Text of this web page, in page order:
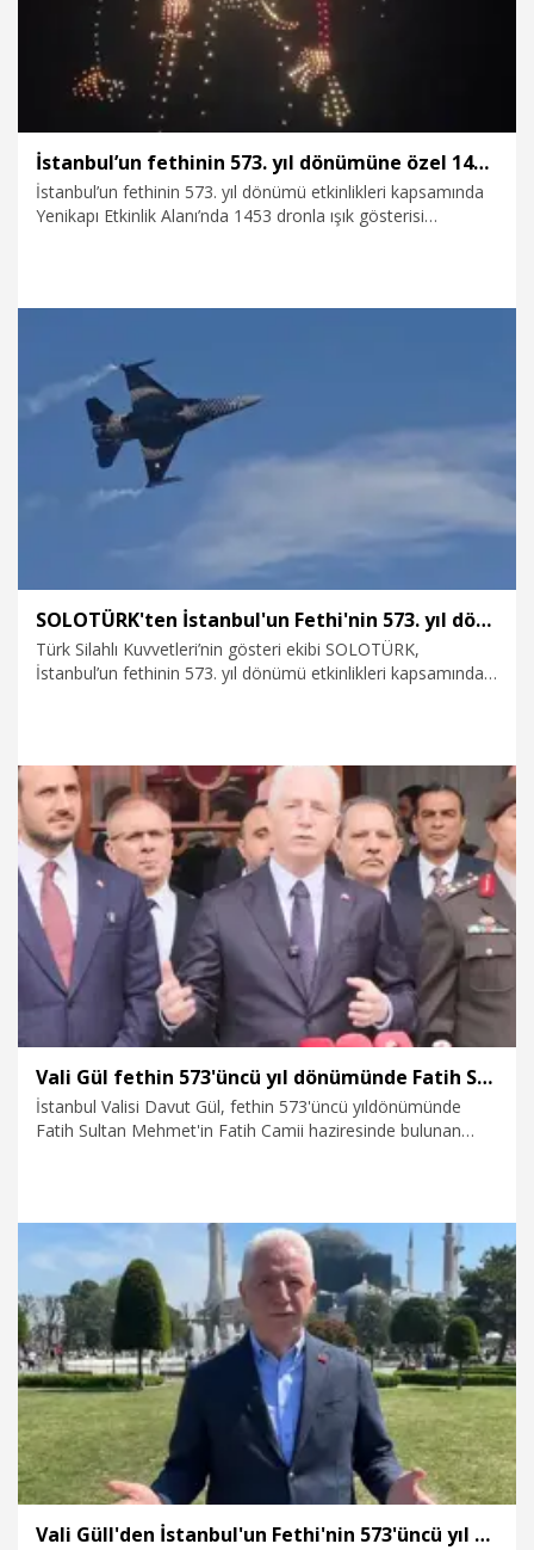
global buluşma noktalarından biri haline geliyor” dedi.
İstanbul’un fethinin 573. yıl dönümüne özel 1453 dronla ışık gösterisi
İstanbul’un fethinin 573. yıl dönümü etkinlikleri kapsamında
Yenikapı Etkinlik Alanı’nda 1453 dronla ışık gösterisi
30.05.2026 Foto Galeri
SOLOTÜRK'ten İstanbul'un Fethi'nin 573. yıl dönümüne özel gösteri
Türk Silahlı Kuvvetleri’nin gösteri ekibi SOLOTÜRK,
İstanbul’un fethinin 573. yıl dönümü etkinlikleri kapsamında
29.05.2026 Foto Galeri
Vali Gül fethin 573'üncü yıl dönümünde Fatih Sultan Mehmet'in türbesini ziyaret etti
İstanbul Valisi Davut Gül, fethin 573'üncü yıldönümünde
Fatih Sultan Mehmet'in Fatih Camii haziresinde bulunan
medeniyetin inşa edilmesi, burada barışın, kardeşliğin, bilmin
neşet etmesiyle ilgili bir ortamın oluşmasına yol açtı" dedi.
29.05.2026 Gündem
Vali Güll'den İstanbul'un Fethi'nin 573'üncü yıl dönümü etkinliklerine davet